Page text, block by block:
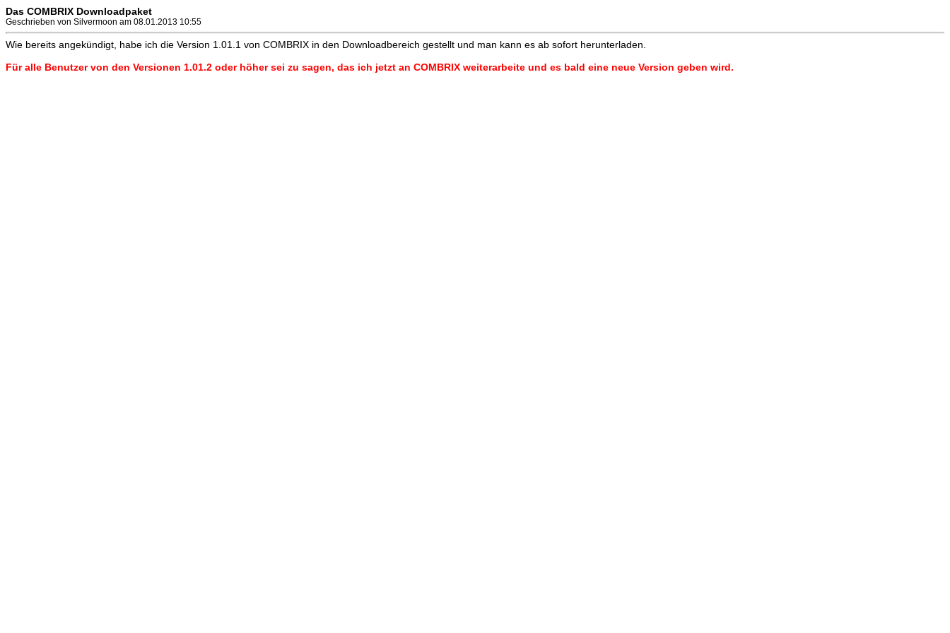
Das COMBRIX Downloadpaket
Geschrieben von Silvermoon am 08.01.2013 10:55
Wie bereits angekündigt, habe ich die Version 1.01.1 von COMBRIX in den Downloadbereich gestellt und man kann es ab sofort herunterladen.
Für alle Benutzer von den Versionen 1.01.2 oder höher sei zu sagen, das ich jetzt an COMBRIX weiterarbeite und es bald eine neue Version geben wird.